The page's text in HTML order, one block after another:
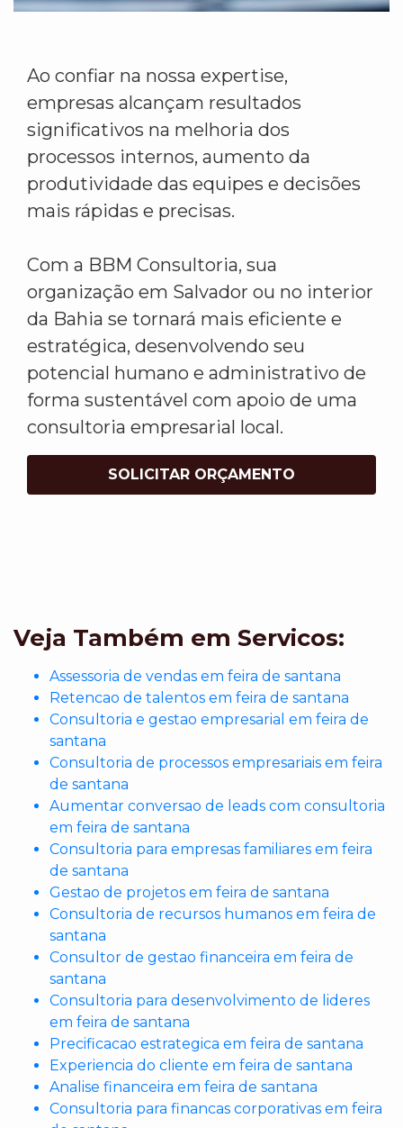
Ao confiar na nossa expertise,
empresas alcançam resultados
significativos na melhoria dos
processos internos, aumento da
produtividade das equipes e decisões
mais rápidas e precisas.
Com a BBM Consultoria, sua
organização em Salvador ou no interior
da Bahia se tornará mais eficiente e
estratégica, desenvolvendo seu
potencial humano e administrativo de
forma sustentável com apoio de uma
consultoria empresarial local.
SOLICITAR ORÇAMENTO
Veja Também em Servicos:
Assessoria de vendas em feira de santana
Retencao de talentos em feira de santana
Consultoria e gestao empresarial em feira de
santana
Consultoria de processos empresariais em feira
de santana
Aumentar conversao de leads com consultoria
em feira de santana
Consultoria para empresas familiares em feira
de santana
Gestao de projetos em feira de santana
Consultoria de recursos humanos em feira de
santana
Consultor de gestao financeira em feira de
santana
Consultoria para desenvolvimento de lideres
em feira de santana
Precificacao estrategica em feira de santana
Experiencia do cliente em feira de santana
Analise financeira em feira de santana
Consultoria para financas corporativas em feira